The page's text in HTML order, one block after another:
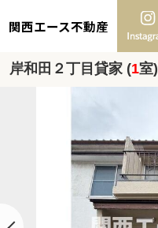
関西エース不動産
岸和田２丁目貸家 (1室)